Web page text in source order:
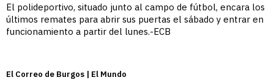
El polideportivo, situado junto al campo de fútbol, encara los
últimos remates para abrir sus puertas el sábado y entrar en
funcionamiento a partir del lunes.-ECB
El Correo de Burgos | El Mundo